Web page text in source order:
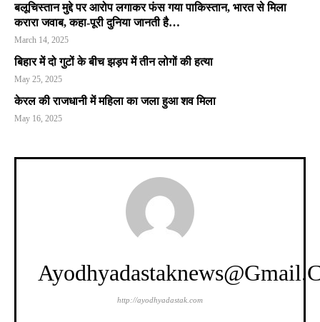
बलूचिस्तान मुद्दे पर आरोप लगाकर फंस गया पाकिस्तान, भारत से मिला
करारा जवाब, कहा-पूरी दुनिया जानती है…
March 14, 2025
बिहार में दो गुटों के बीच झड़प में तीन लोगों की हत्या
May 25, 2025
केरल की राजधानी में महिला का जला हुआ शव मिला
May 16, 2025
http://ayodhyadastak.com